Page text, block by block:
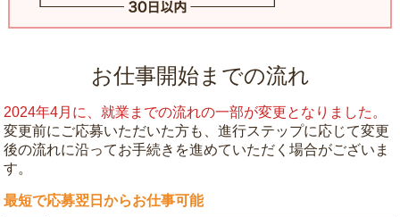
お仕事開始までの流れ
2024年4月に、就業までの流れの一部が変更となりました。
変更前にご応募いただいた方も、進行ステップに応じて変更
後の流れに沿ってお手続きを進めていただく場合がございま
す。
最短で応募翌日からお仕事可能